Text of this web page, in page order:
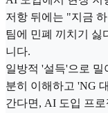
저항 뒤에는 "지금
팀에 민폐 끼치기 싫
니다.
일방적 '설득'으로
분히 이해하고 'NG
간다면, AI 도입 프